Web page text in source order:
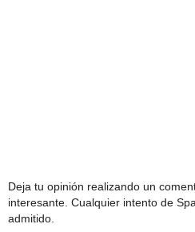
Deja tu opinión realizando un
interesante. Cualquier intento de
admitido.